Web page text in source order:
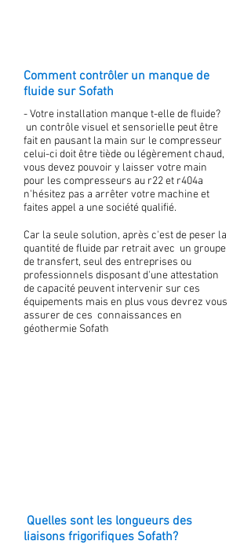
Comment contrôler un manque de
fluide sur Sofath
- Votre installation manque t-elle de fluide?
un contrôle visuel et sensorielle peut être
fait en pausant la main sur le compresseur
celui-ci doit être tiède ou légèrement chaud,
vous devez pouvoir y laisser votre main
pour les compresseurs au r22 et r404a
n'hésitez pas a arrêter votre machine et
faites appel a une société qualifié.
Car la seule solution, après c'est de peser la
quantité de fluide par retrait avec un groupe
de transfert, seul des entreprises ou
professionnels disposant d'une attestation
de capacité peuvent intervenir sur ces
équipements mais en plus vous devrez vous
assurer de ces connaissances en
géothermie Sofath
Quelles sont les longueurs des
liaisons frigorifiques Sofath?